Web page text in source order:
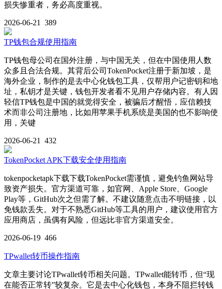
损失惨重者，务必高度重视。
2026-06-21 389
TP钱包合规使用指南
TP钱包母公司在国外注册，与中国无关，但在中国使用人数
众多且合法合规。其背后公司TokenPocket注册于新加坡，是
海外企业，制作的是去中心化钱包工具，仅帮用户记密钥和地
址，私钥才是关键，钱包开发者看不见用户存储内容。有人因
轻信TP钱包是中国的就觉得安全，被骗后才醒悟，应信赖技
术而非公司注册地，比如用苹果手机系统是美国的也不影响使
用，关键
2026-06-21 432
TokenPocket APK下载安全使用指南
tokenpocketapk下载下载TokenPocket需谨慎，避免钓鱼网站导
致资产损失。官方渠道可靠，如官网、Apple Store、Google
Play等，GitHub次之但需了解。不建议随意点击不明链接，以
免钱款丢失。对于不熟悉GitHub等工具的用户，建议使用官方
应用商店，虽偶有风险，但远比非官方渠道安全。
2026-06-19 466
TPwallet转币操作指南
文章主要讨论TPwallet转币相关问题。TPwallet能转币，但“现
在能否正常转”较复杂。它是去中心化钱包，本身不阻拦转钱